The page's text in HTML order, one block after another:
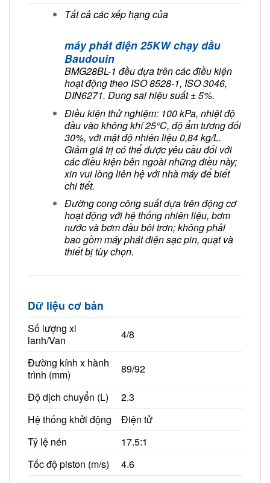
Tất cả các xếp hạng của
máy phát điện 25KW chạy dầu
Baudouin
BMG28BL-1 đều dựa trên các điều kiện
hoạt động theo ISO 8528-1, ISO 3046,
DIN6271. Dung sai hiệu suất ± 5%.
Điều kiện thử nghiệm: 100 kPa, nhiệt độ
đầu vào không khí 25°C, độ ẩm tương đối
30%, với mật độ nhiên liệu 0,84 kg/L.
Giảm giá trị có thể được yêu cầu đối với
các điều kiện bên ngoài những điều này;
xin vui lòng liên hệ với nhà máy để biết
chi tiết.
Đường cong công suất dựa trên động cơ
hoạt động với hệ thống nhiên liệu, bơm
nước và bơm dầu bôi trơn; không phải
bao gồm máy phát điện sạc pin, quạt và
thiết bị tùy chọn.
Dữ liệu cơ bản
Số lượng xi
lanh/Van
4/8
Đường kính x hành
trình (mm)
89/92
Độ dịch chuyển (L)
2.3
Hệ thống khởi động
Điện tử
Tỷ lệ nén
17.5:1
Tốc độ piston (m/s)
4.6